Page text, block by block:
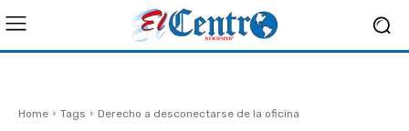
Home Tags Derecho a desconectarse de la oficina